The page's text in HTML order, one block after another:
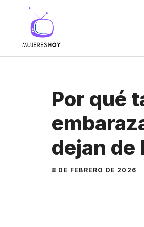
contenido
Por qué
dejan de
8 DE FEBRERO DE 2026